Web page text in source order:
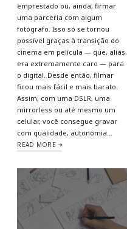
emprestado ou, ainda, firmar
uma parceria com algum
fotógrafo. Isso só se tornou
possível graças à transição do
cinema em película — que, aliás,
era extremamente caro — para
o digital. Desde então, filmar
ficou mais fácil e mais barato.
Assim, com uma DSLR, uma
mirrorless ou até mesmo um
celular, você consegue gravar
com qualidade, autonomia…
READ MORE